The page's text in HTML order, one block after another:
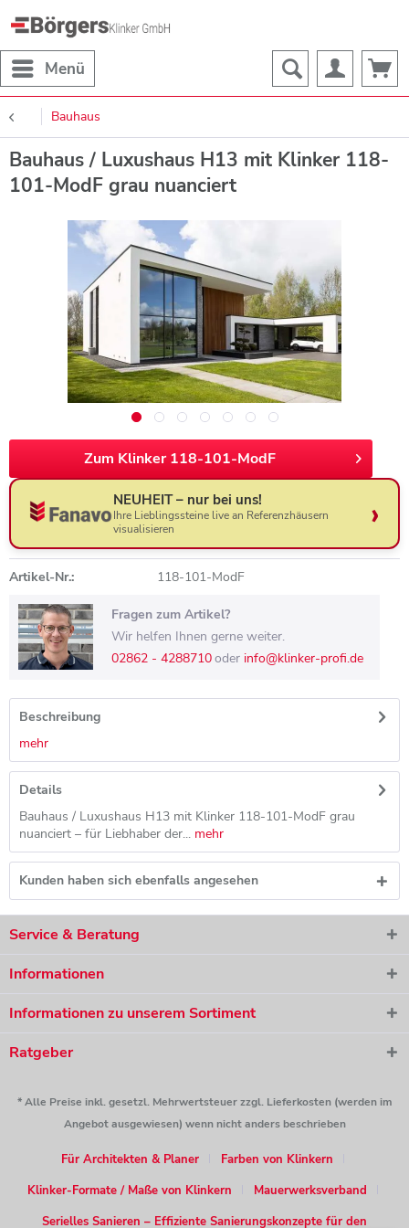
Menü
Bauhaus
Bauhaus / Luxushaus H13 mit Klinker 118-
101-ModF grau nuanciert
Zum Klinker 118-101-ModF
NEUHEIT – nur bei uns!
Ihre Lieblingssteine live an Referenzhäusern
visualisieren
Artikel-Nr.: 118-101-ModF
Fragen zum Artikel?
Wir helfen Ihnen gerne weiter.
02862 - 4288710oder info@klinker-profi.de
Beschreibung
mehr
Details
Bauhaus / Luxushaus H13 mit Klinker 118-101-ModF grau
nuanciert – für Liebhaber der... mehr
Kunden haben sich ebenfalls angesehen
Service & Beratung
Informationen
Informationen zu unserem Sortiment
Ratgeber
* Alle Preise inkl. gesetzl. Mehrwertsteuer zzgl. Lieferkosten (werden im
Angebot ausgewiesen) wenn nicht anders beschrieben
Für Architekten & Planer
Farben von Klinkern
Klinker-Formate / Maße von Klinkern
Mauerwerksverband
Serielles Sanieren – Effiziente Sanierungskonzepte für den